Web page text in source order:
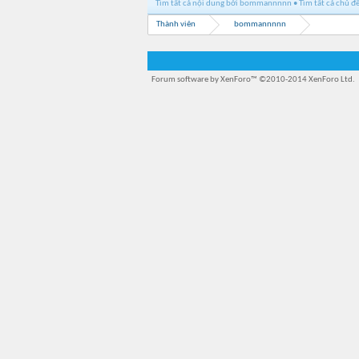
Tìm tất cả nội dung bởi bommannnnn Tìm tất cả chủ
Thành viên bommannnnn
Forum software by XenForo™ ©2010-2014 XenForo Ltd.